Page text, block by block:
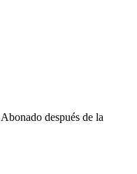
Abonado después de la